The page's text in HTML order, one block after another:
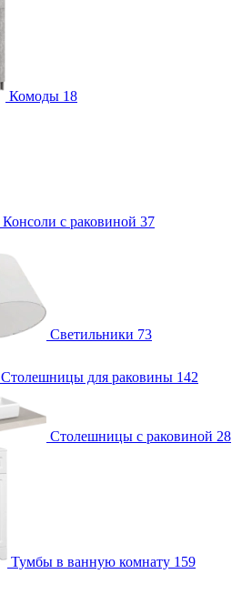
Комоды 18
Консоли с раковиной 37
Светильники 73
Столешницы для раковины 142
Столешницы с раковиной 28
Тумбы в ванную комнату 159